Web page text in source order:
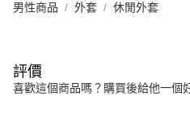
男性商品 外套 休閒外套
評價
喜歡這個商品嗎？購買後給他一個